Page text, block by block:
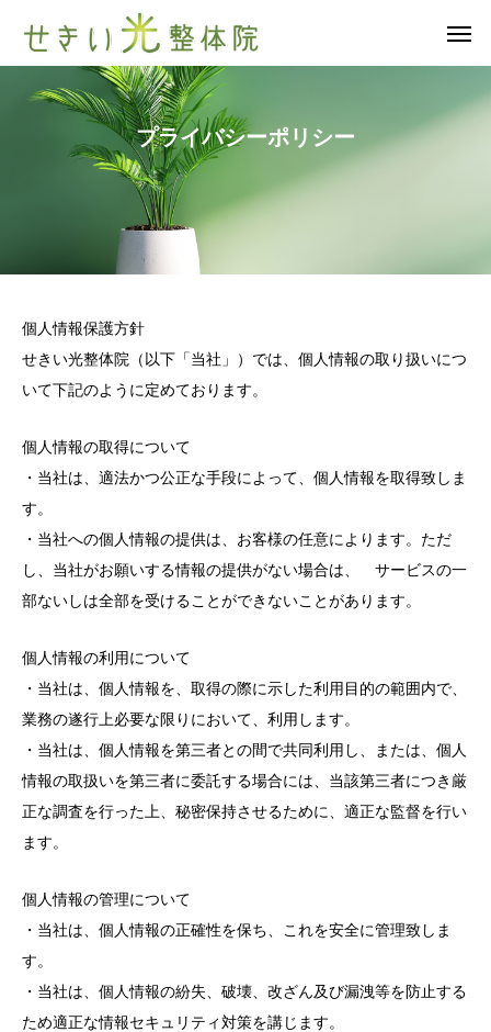
プライバシーポリ シー
個人情報保護方針
せきい光整体院（以下「当社」）では、個人情報の取り扱いにつ
いて下記のように定めております。
個人情報の取得について
・当社は、適法かつ公正な手段によって、個人情報を取得致しま
す。
・当社への個人情報の提供は、お客様の任意によります。ただ
し、当社がお願いする情報の提供がない場合は、 サービスの一
部ないしは全部を受けることができないことがあります。
個人情報の利用について
・当社は、個人情報を、取得の際に示した利用目的の範囲内で、
業務の遂行上必要な限りにおいて、利用します。
・当社は、個人情報を第三者との間で共同利用し、または、個人
情報の取扱いを第三者に委託する場合には、当該第三者につき厳
正な調査を行った上、秘密保持させるために、適正な監督を行い
ます。
個人情報の管理について
・当社は、個人情報の正確性を保ち、これを安全に管理致しま
す。
・当社は、個人情報の紛失、破壊、改ざん及び漏洩等を防止する
ため適正な情報セキュリティ対策を講じます。